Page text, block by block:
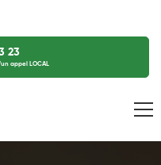
23
appel LOCAL